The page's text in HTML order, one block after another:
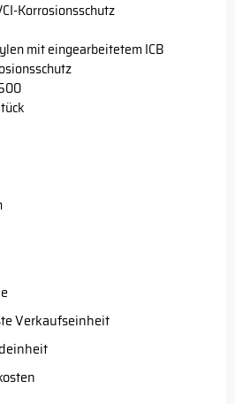
Korrosionsschutz
mit eingearbeitetem ICB
Verkaufseinheit